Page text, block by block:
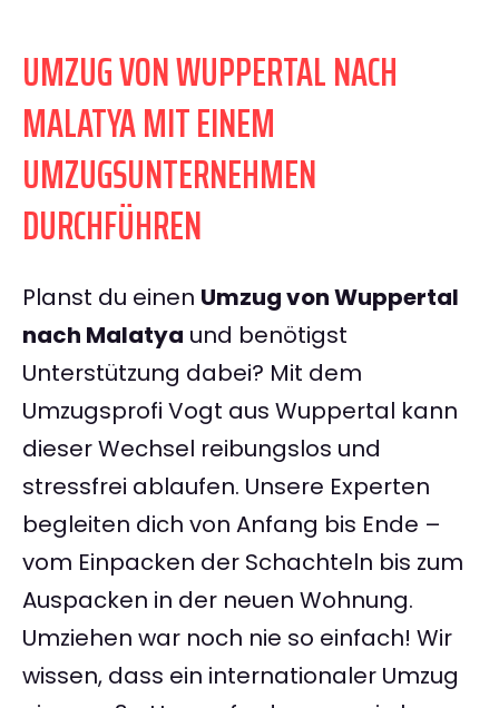
UMZUG VON WUPPERTAL NACH
MALATYA MIT EINEM
UMZUGSUNTERNEHMEN
DURCHFÜHREN
Planst du einen Umzug von Wuppertal
nach Malatya und benötigst
Unterstützung dabei? Mit dem
Umzugsprofi Vogt aus Wuppertal kann
dieser Wechsel reibungslos und
stressfrei ablaufen. Unsere Experten
begleiten dich von Anfang bis Ende –
vom Einpacken der Schachteln bis zum
Auspacken in der neuen Wohnung.
Umziehen war noch nie so einfach! Wir
wissen, dass ein internationaler Umzug